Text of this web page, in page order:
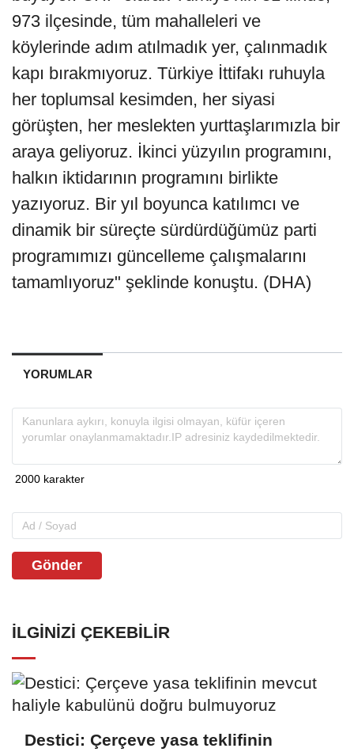
973 ilçesinde, tüm mahalleleri ve
köylerinde adım atılmadık yer, çalınmadık
kapı bırakmıyoruz. Türkiye İttifakı ruhuyla
her toplumsal kesimden, her siyasi
görüşten, her meslekten yurttaşlarımızla bir
araya geliyoruz. İkinci yüzyılın programını,
halkın iktidarının programını birlikte
yazıyoruz. Bir yıl boyunca katılımcı ve
dinamik bir süreçte sürdürdüğümüz parti
programımızı güncelleme çalışmalarını
tamamlıyoruz" şeklinde konuştu. (DHA)
YORUMLAR
Gönder
İLGINIZI ÇEKEBILIR
Destici: Çerçeve yasa teklifinin